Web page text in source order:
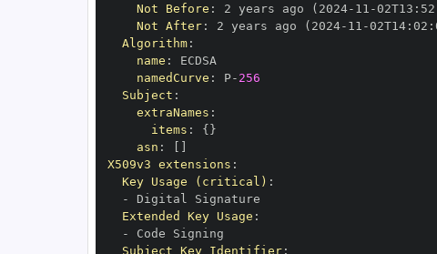
Not Before : 2 years ago (2024- 11 -02T13 : 52
Not After: 2 years ago (2024- 11 -02T14: 02 :
Algorithm:
name :
namedCurve : P- 256
Subject :
extraNames :
items : { }
asn :
X509v3 extensions :
Key Usage (critical) :
-
Extended Key Usage :
-
Subject Key Identifier: